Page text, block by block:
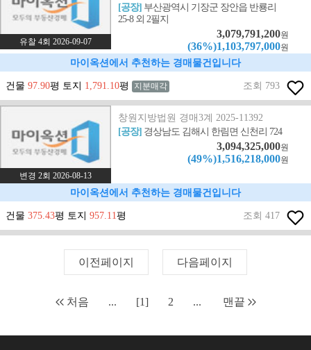
유찰 4회 2026-09-07
[공장] 부산광역시 기장군 장안읍 반룡리
25-8 외 2필지
3,079,791,200원
(36%)1,103,797,000원
마이옥션에서 추천하는 경매물건입니다
건물 97.90평 토지 1,791.10평 지분매각 조회 793
변경 2회 2026-08-13
창원지방법원 경매3계 2025-11392
[공장] 경상남도 김해시 한림면 신천리 724
3,094,325,000원
(49%)1,516,218,000원
마이옥션에서 추천하는 경매물건입니다
건물 375.43평 토지 957.11평 조회 417
이전페이지 다음페이지
처음 ... [1] 2 ... 맨끝